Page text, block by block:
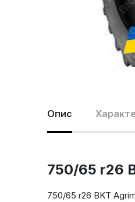
Опис
750/65 r26
750/65 r26 BKT